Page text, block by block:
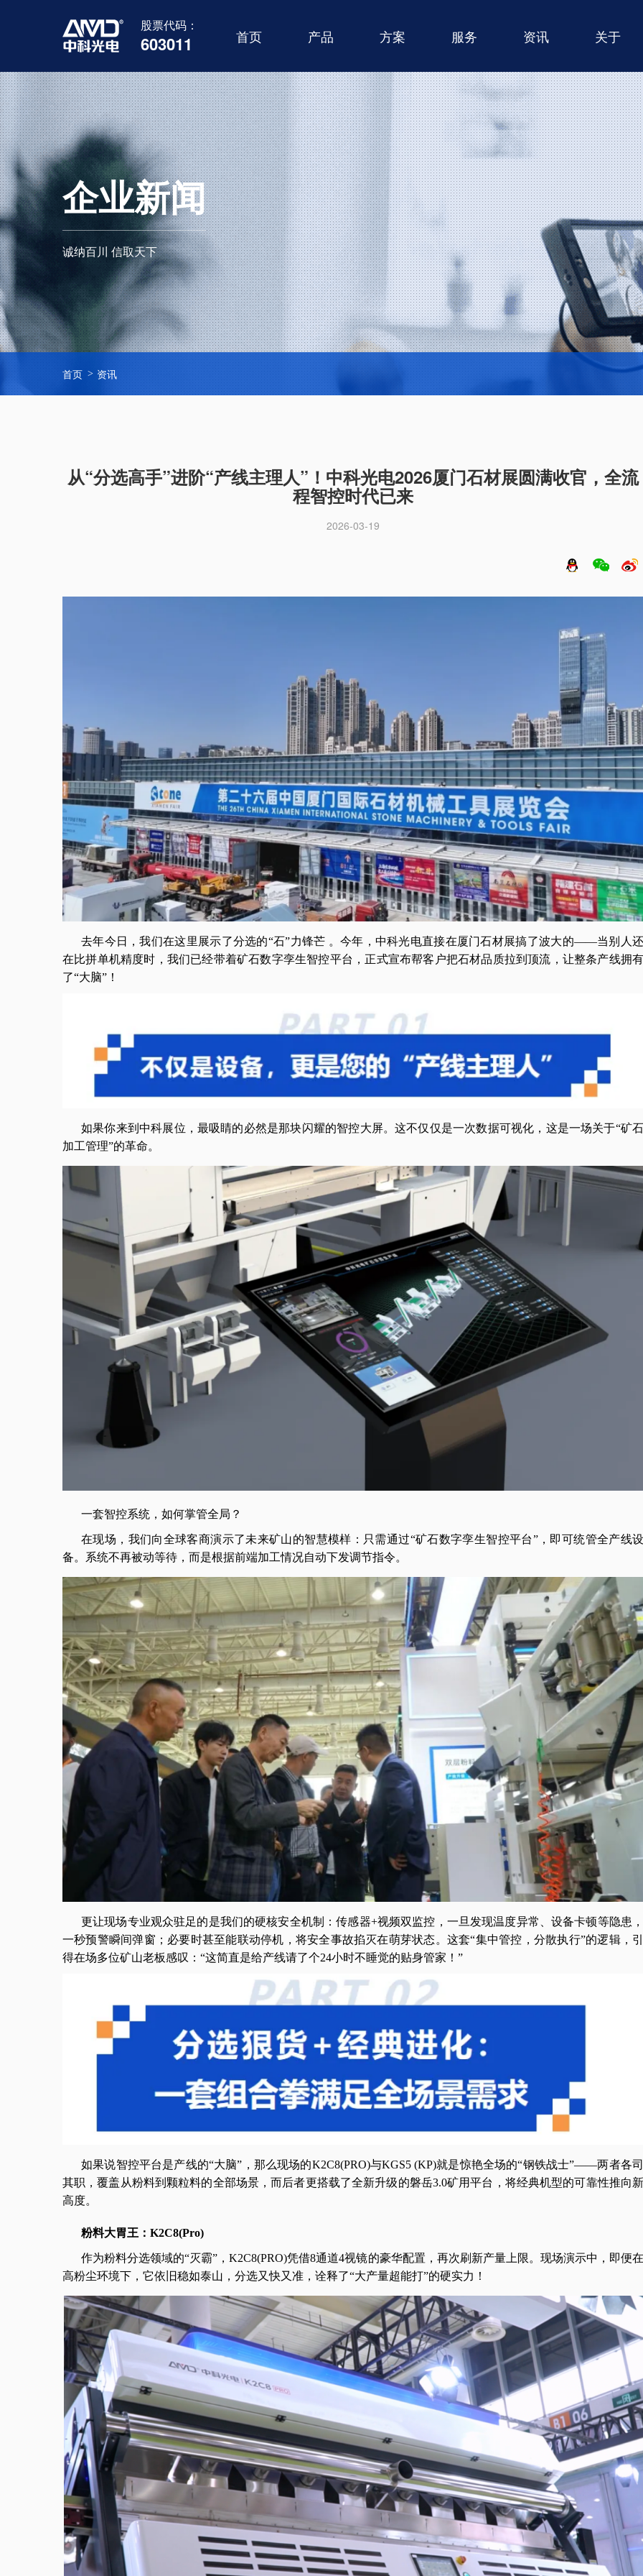
股票代码：
603011 首页 产品 方案 服务 资讯 关于
首页 资讯
企业新闻
诚纳百川 信取天下
从“分选高手”进阶“产线主理人”！中科光电2026厦门石材展圆满收官，全流
程智控时代已来
2026-03-19
去年今日，我们在这里展示了分选的“石”力锋芒 。今年，中科光电直接在厦门石材展搞了波大的——当别人还
在比拼单机精度时，我们已经带着矿石数字孪生智控平台，正式宣布帮客户把石材品质拉到顶流，让整条产线拥有
了“大脑”！
如果你来到中科展位，最吸睛的必然是那块闪耀的智控大屏。这不仅仅是一次数据可视化，这是一场关于“矿石
加工管理”的革命。
一套智控系统，如何掌管全局？
在现场，我们向全球客商演示了未来矿山的智慧模样：只需通过“矿石数字孪生智控平台”，即可统管全产线设
备。系统不再被动等待，而是根据前端加工情况自动下发调节指令。
更让现场专业观众驻足的是我们的硬核安全机制：传感器+视频双监控，一旦发现温度异常、设备卡顿等隐患，
一秒预警瞬间弹窗；必要时甚至能联动停机，将安全事故掐灭在萌芽状态。这套“集中管控，分散执行”的逻辑，引
得在场多位矿山老板感叹：“这简直是给产线请了个24小时不睡觉的贴身管家！”
如果说智控平台是产线的“大脑”，那么现场的K2C8(PRO)与KGS5 (KP)就是惊艳全场的“钢铁战士”——两者各司
其职，覆盖从粉料到颗粒料的全部场景，而后者更搭载了全新升级的磐岳3.0矿用平台，将经典机型的可靠性推向新
高度。
粉料大胃王：K2C8(Pro)
作为粉料分选领域的“灭霸”，K2C8(PRO)凭借8通道4视镜的豪华配置，再次刷新产量上限。现场演示中，即便在
高粉尘环境下，它依旧稳如泰山，分选又快又准，诠释了“大产量超能打”的硬实力！